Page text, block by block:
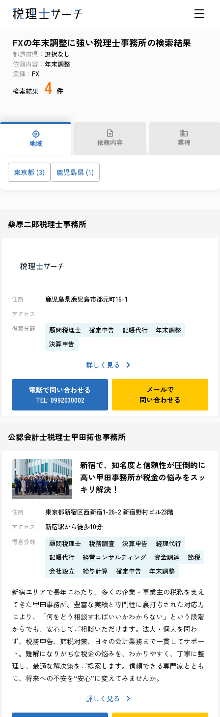
FXの年末調整に強い税理士事務所の検索結果
都道府県
選択なし
依頼内容
年末調整
業種
FX
検索結果
4 件
地域 依頼内容 業種
東京都 (3) 鹿児島県 (1)
桑原二郎税理士事務所
住所 鹿児島県鹿児島市郡元町16-1
アクセス
得意分野
顧問税理士 確定申告 記帳代行
年末調整
決算申告
詳しく見る
電話で問い合わせる
TEL: 0992030002
メールで
問い合わせる
公認会計士税理士甲田拓也事務所
新宿で、知名度と信頼性が圧倒的に
高い甲田事務所が税金の悩みをスッ
キリ解決！
住所 東京都新宿区西新宿1-26-2 新宿野村ビル23階
アクセス 新宿駅から徒歩10分
得意分野 顧問税理士 税務調査 決算申告
経理代行
記帳代行
経営コンサルティング 資金調達
節税
会社設立
給与計算 確定申告 年末調整
新宿エリアで長年にわたり、多くの企業・事業主の税務を支え
てきた甲田事務所。豊富な実績と専門性に裏打ちされた対応力
により、「何をどう相談すればいいかわからない」という段階
からでも、安心してご相談いただけます。法人・個人を問わ
ず、税務申告、節税対策、日々の会計業務まで一貫してサポー
ト。難解になりがちな税金の悩みを、わかりやすく、丁寧に整
理し、最適な解決策をご提案します。信頼できる専門家ととも
に、将来への不安を“安心”に変えてみませんか。
詳しく見る